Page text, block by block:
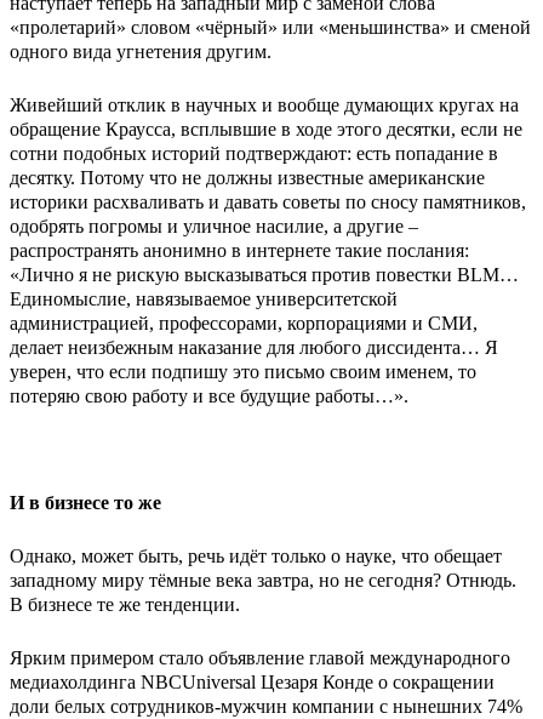
«пролетарий» словом «чёрный» или «меньшинства» и сменой
одного вида угнетения другим.
Живейший отклик в научных и вообще думающих кругах на
обращение Краусса, всплывшие в ходе этого десятки, если не
сотни подобных историй подтверждают: есть попадание в
десятку. Потому что не должны известные американские
историки расхваливать и давать советы по сносу памятников,
одобрять погромы и уличное насилие, а другие –
распространять анонимно в интернете такие послания:
«Лично я не рискую высказываться против повестки BLM…
Единомыслие, навязываемое университетской
администрацией, профессорами, корпорациями и СМИ,
делает неизбежным наказание для любого диссидента… Я
уверен, что если подпишу это письмо своим именем, то
потеряю свою работу и все будущие работы…».
И в бизнесе то же
Однако, может быть, речь идёт только о науке, что обещает
западному миру тёмные века завтра, но не сегодня? Отнюдь.
В бизнесе те же тенденции.
Ярким примером стало объявление главой международного
медиахолдинга NBCUniversal Цезаря Конде о сокращении
доли белых сотрудников-мужчин компании с нынешних 74%